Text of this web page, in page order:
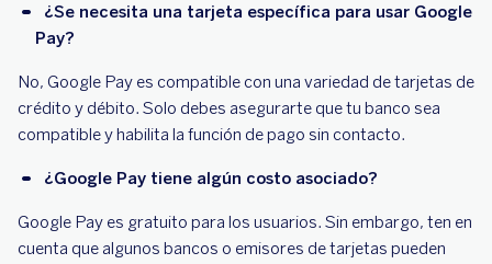
¿Se necesita una tarjeta específica para usar Google
Pay?
No, Google Pay es compatible con una variedad de tarjetas de
crédito y débito. Solo debes asegurarte que tu banco sea
compatible y habilita la función de pago sin contacto.
¿Google Pay tiene algún costo asociado?
Google Pay es gratuito para los usuarios. Sin embargo, ten en
cuenta que algunos bancos o emisores de tarjetas pueden